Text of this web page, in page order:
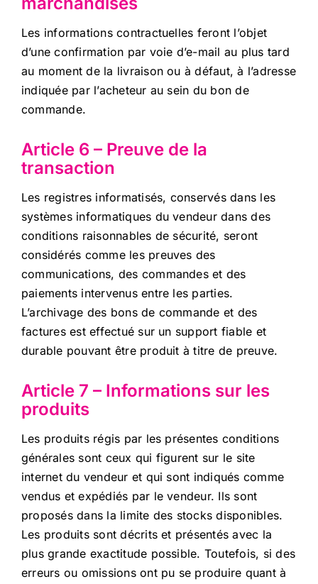
Les informations contractuelles feront l’objet
d’une confirmation par voie d’e-mail au plus tard
au moment de la livraison ou à défaut, à l’adresse
indiquée par l’acheteur au sein du bon de
commande.
Article 6 – Preuve de la
transaction
Les registres informatisés, conservés dans les
systèmes informatiques du vendeur dans des
conditions raisonnables de sécurité, seront
considérés comme les preuves des
communications, des commandes et des
paiements intervenus entre les parties.
L’archivage des bons de commande et des
factures est effectué sur un support fiable et
durable pouvant être produit à titre de preuve.
Article 7 – Informations sur les
produits
Les produits régis par les présentes conditions
générales sont ceux qui figurent sur le site
internet du vendeur et qui sont indiqués comme
vendus et expédiés par le vendeur. Ils sont
proposés dans la limite des stocks disponibles.
Les produits sont décrits et présentés avec la
plus grande exactitude possible. Toutefois, si des
erreurs ou omissions ont pu se produire quant à